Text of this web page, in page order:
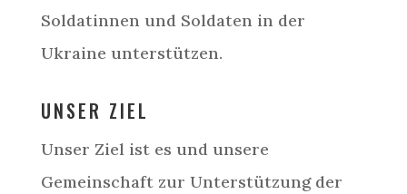
Soldatinnen und Soldaten in der
Ukraine unterstützen.
UNSER ZIEL
Unser Ziel ist es und unsere
Gemeinschaft zur Unterstützung der